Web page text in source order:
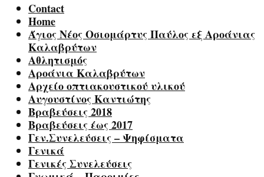
Contact
Home
Άγιος Νέος Οσιομάρτυς Παύλος εξ Αροάνιας
Καλαβρύτων
Αθλητισμός
Αροάνια Καλαβρύτων
Αρχείο οπτιακουστικού υλικού
Αυγουστίνος Καντιώτης
Βραβεύσεις 2018
Βραβεύσεις έως 2017
Γεν.Συνελεύσεις – Ψηφίσματα
Γενικά
Γενικές Συνελεύσεις